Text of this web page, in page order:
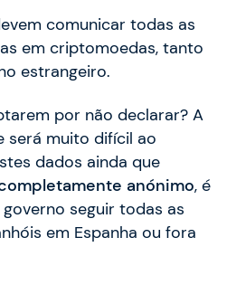
comunicar todas as
em criptomoedas, tanto
estrangeiro.
por não declarar? A
será muito difícil ao
dados ainda que
anónimo, é
seguir todas as
em Espanha ou fora